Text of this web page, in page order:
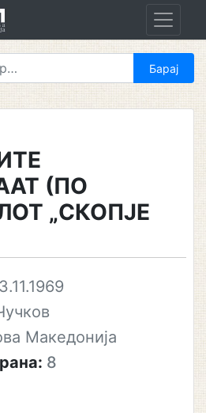
(ПО
„СКОПЈЕ
Македонија
8